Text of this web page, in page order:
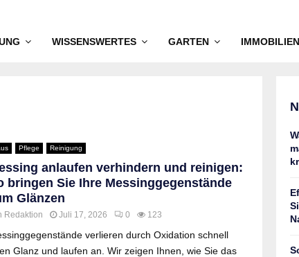
WISSENSWERTES GARTEN IMMOBILIEN
Pflege Reinigung
anlaufen verhindern und reinigen:
bringen Sie Ihre Messinggegenstände
Glänzen
Redaktion Juli 17, 2026 0 123
verlieren durch Oxidation schnell
Glanz und laufen an. Wir zeigen Ihnen, wie Sie das